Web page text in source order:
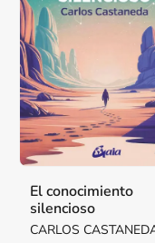
El conocimiento
silencioso
CARLOS